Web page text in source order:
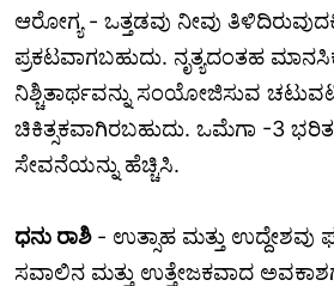
ಆರೋಗ್ಯ - ಒತ್ತಡವು ನೀವು
ಪ್ರಕಟವಾಗಬಹುದು. ನೃತ್ಯದಂತಹ
ನಿಶ್ಚಿತಾರ್ಥವನ್ನು ಸಂಯೋಜಿಸುವ
ಚಿಕಿತ್ಸಕವಾಗಿರಬಹುದು. ಒಮೆಗಾ -3
ಸೇವನೆಯನ್ನು ಹೆಚ್ಚಿಸಿ.
ಧನು ರಾಶಿ - ಉತ್ಸಾಹ ಮತ್ತು ಉದ್ದೇಶವು
ಸವಾಲಿನ ಮತ್ತು ಉತ್ತೇಜಕವಾದ